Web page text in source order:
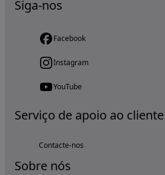
Siga-nos
Facebook
Instagram
YouTube
Serviço de apoio ao cliente
Contacte-nos
Sobre nós